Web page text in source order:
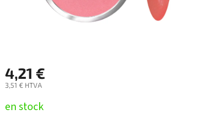
4,21 €
3,51 € HTVA
de
en stock